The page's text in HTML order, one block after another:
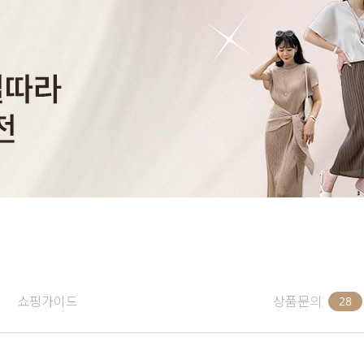
쇼핑가이드 상품문의 28